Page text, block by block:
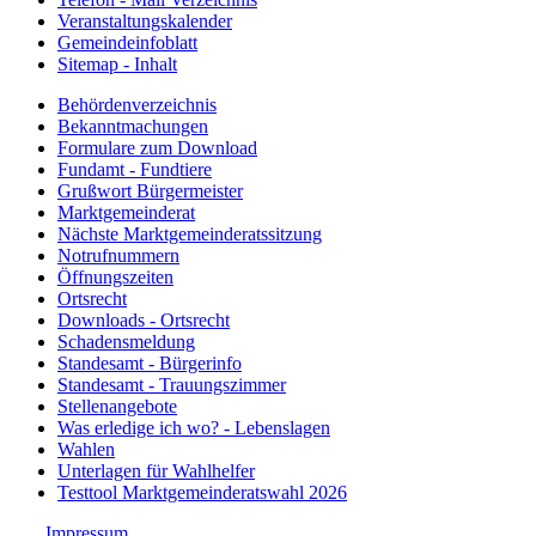
Veranstaltungskalender
Gemeindeinfoblatt
Sitemap - Inhalt
Behördenverzeichnis
Bekanntmachungen
Formulare zum Download
Fundamt - Fundtiere
Grußwort Bürgermeister
Marktgemeinderat
Nächste Marktgemeinderatssitzung
Notrufnummern
Öffnungszeiten
Ortsrecht
Downloads - Ortsrecht
Schadensmeldung
Standesamt - Bürgerinfo
Standesamt - Trauungszimmer
Stellenangebote
Was erledige ich wo? - Lebenslagen
Wahlen
Unterlagen für Wahlhelfer
Testtool Marktgemeinderatswahl 2026